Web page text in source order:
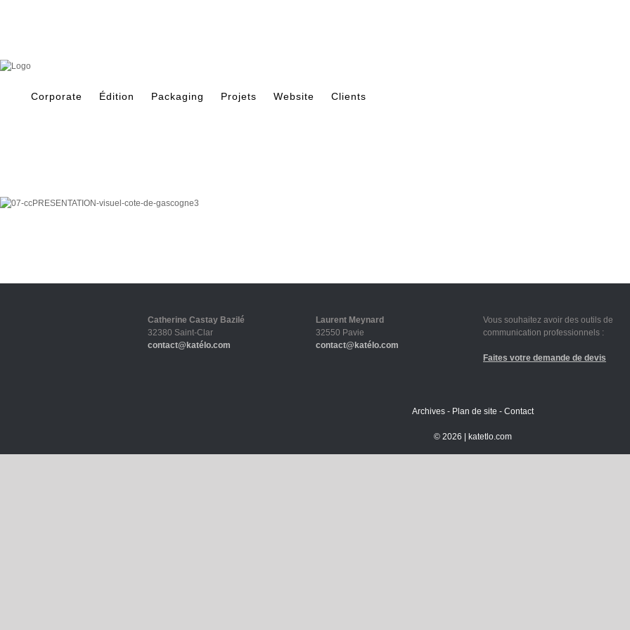
Corporate Édition Packaging Projets Website Clients
Catherine Castay Bazilé
32380 Saint-Clar
contact@katélo.com
Laurent Meynard
32550 Pavie
contact@katélo.com
Vous souhaitez avoir des outils de
communication professionnels :
Faites votre demande de devis
Archives- Plan de site - Contact
© 2026 | katetlo.com